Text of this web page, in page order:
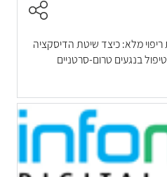
ריפוי מלא: כיצד שיטת הדיסקציה
בנגעים טרום-סרטניים